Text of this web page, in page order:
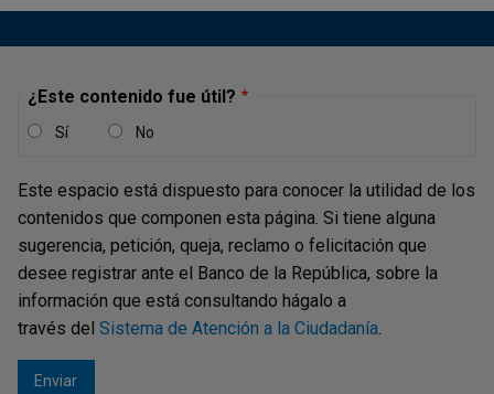
¿Este contenido fue útil?
Sí No
Este espacio está dispuesto para conocer la utilidad de los
contenidos que componen esta página. Si tiene alguna
sugerencia, petición, queja, reclamo o felicitación que
desee registrar ante el Banco de la República, sobre la
información que está consultando hágalo a
través del Sistema de Atención a la Ciudadanía